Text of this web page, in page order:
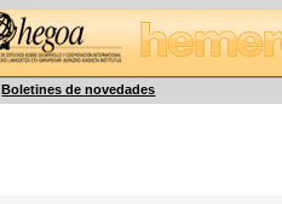
Boletines de novedades